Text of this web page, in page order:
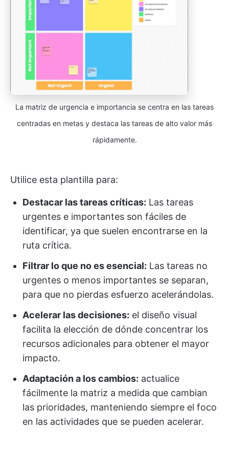
La matriz de urgencia e importancia se centra en las tareas
centradas en metas y destaca las tareas de alto valor más
rápidamente.
Utilice esta plantilla para:
Destacar las tareas críticas: Las tareas
urgentes e importantes son fáciles de
identificar, ya que suelen encontrarse en la
ruta crítica.
Filtrar lo que no es esencial: Las tareas no
urgentes o menos importantes se separan,
para que no pierdas esfuerzo acelerándolas.
Acelerar las decisiones: el diseño visual
facilita la elección de dónde concentrar los
recursos adicionales para obtener el mayor
impacto.
Adaptación a los cambios: actualice
fácilmente la matriz a medida que cambian
las prioridades, manteniendo siempre el foco
en las actividades que se pueden acelerar.